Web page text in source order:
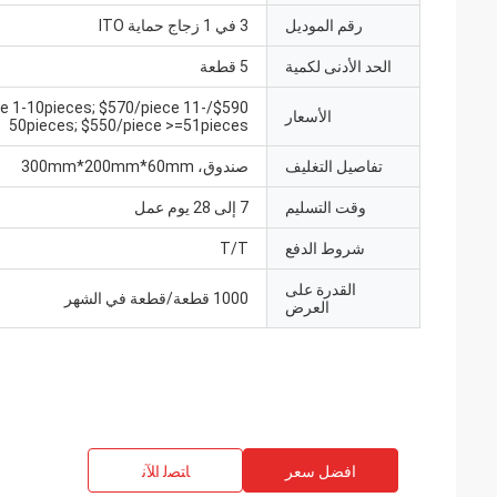
رقم الموديل 3 في 1 زجاج حماية ITO
الحد الأدنى لكمية 5 قطعة
الأسعار
piece 1-10pieces; $570/piece 11-
50pieces; $550/piece >=51pieces
تفاصيل التغليف صندوق، 300mm*200mm*60mm
وقت التسليم 7 إلى 28 يوم عمل
شروط الدفع T/T
القدرة على
العرض
1000 قطعة/قطعة في الشهر
افضل سعر ﺎﺘﺼﻟ ﺍﻶﻧ